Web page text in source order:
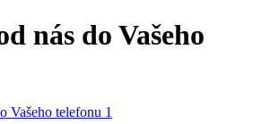
nás do Vašeho